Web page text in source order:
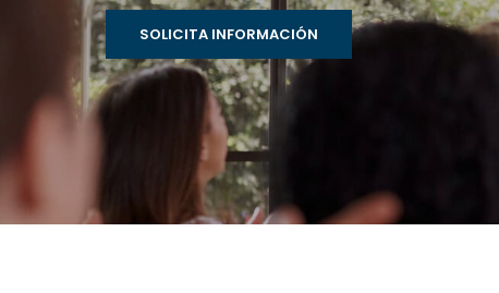
SOLICITA INFORMACIÓN